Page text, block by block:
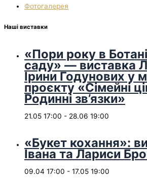
Фотогалерея
Наші виставки
«Пори року в
саду» — виставка
Ірини Годунових у
проєкту «Сімейні
Родинні зв’язки»
21.05 17:00 - 28.06 19:00
«Букет кохання»:
Івана та Лариси
09.04 17:00 - 17.05 19:00